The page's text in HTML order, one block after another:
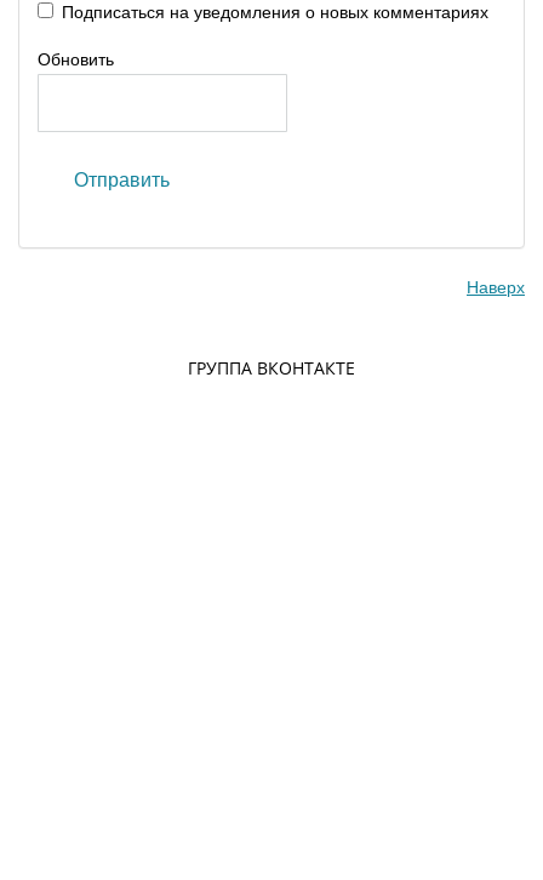
Подписаться на уведомления о новых комментариях
Обновить
Отправить
Наверх
ГРУППА ВКОНТАКТЕ